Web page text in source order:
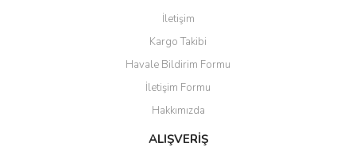
Ürün resmi kalitesiz, bozuk veya görüntülenemiyor.
Ürün açıklamasında eksik bilgiler bulunuyor.
Ürün bilgilerinde hatalar bulunuyor.
Ürün fiyatı diğer sitelerden daha pahalı.
Bu ürüne benzer farklı alternatifler olmalı.
İletişim
Kargo Takibi
Havale Bildirim Formu
İletişim Formu
Hakkımızda
ALIŞVERİŞ